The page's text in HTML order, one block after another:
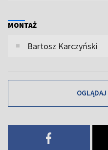
MONTAŻ
Bartosz Karczyński